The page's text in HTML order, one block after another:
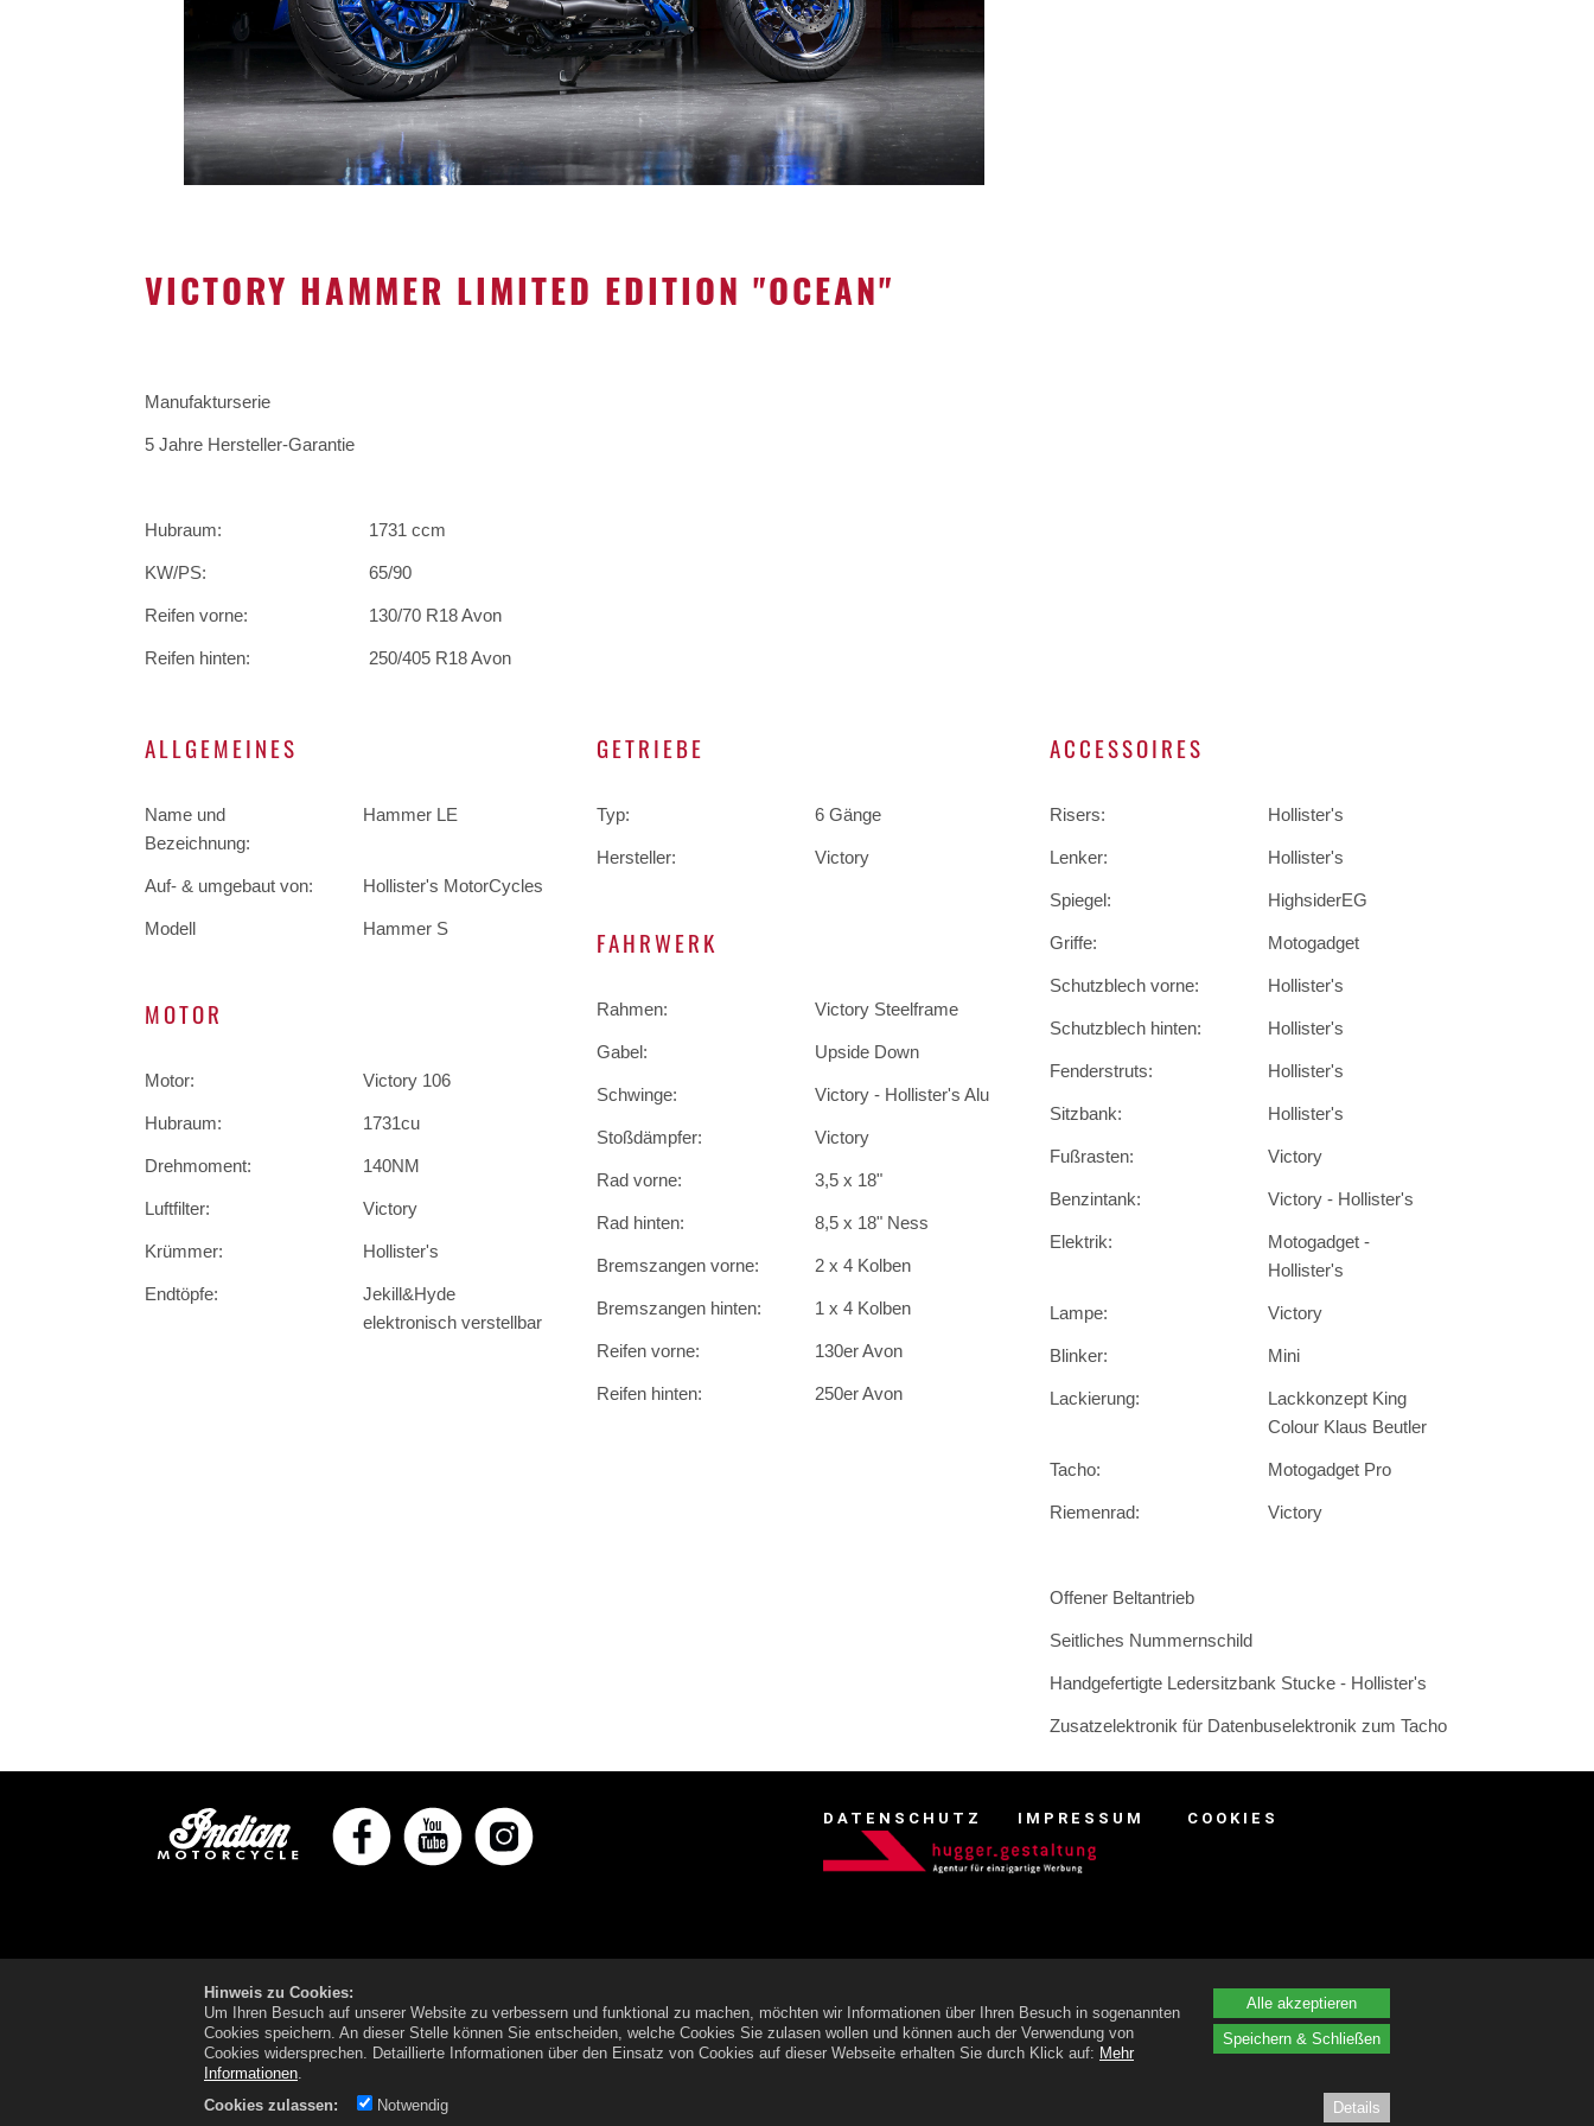
Alle akzeptieren
Speichern & Schließen
Hinweis zu Cookies:
Um Ihren Besuch auf unserer Website zu verbessern und funktional zu machen, möchten wir Informationen über Ihren Besuch in sogenannten
Cookies speichern. An dieser Stelle können Sie entscheiden, welche Cookies Sie zulasen wollen und können auch der Verwendung von
Cookies widersprechen. Detaillierte Informationen über den Einsatz von Cookies auf dieser Webseite erhalten Sie durch Klick auf: Mehr
Informationen
Cookies zulassen:
Notwendig Details
VICTORY HAMMER LIMITED EDITION "OCEAN"
Manufakturserie
5 Jahre Hersteller-Garantie
Hubraum: 1731 ccm
KW/PS: 65/90
Reifen vorne: 130/70 R18 Avon
Reifen hinten: 250/405 R18 Avon
ALLGEMEINES
Name und
Bezeichnung:
Hammer LE
Auf- & umgebaut von: Hollister's MotorCycles
Modell Hammer S
MOTOR
Motor: Victory 106
Hubraum: 1731cu
Drehmoment: 140NM
Luftfilter: Victory
Krümmer: Hollister's
Endtöpfe:
Jekill&Hyde
elektronisch verstellbar
GETRIEBE
Typ: 6 Gänge
Hersteller: Victory
FAHRWERK
Rahmen: Victory Steelframe
Gabel: Upside Down
Schwinge: Victory - Hollister's Alu
Stoßdämpfer: Victory
Rad vorne: 3,5 x 18"
Rad hinten: 8,5 x 18" Ness
Bremszangen vorne: 2 x 4 Kolben
Bremszangen hinten: 1 x 4 Kolben
Reifen vorne: 130er Avon
Reifen hinten: 250er Avon
ACCESSOIRES
Risers: Hollister's
Lenker: Hollister's
Spiegel: HighsiderEG
Griffe: Motogadget
Schutzblech vorne: Hollister's
Schutzblech hinten: Hollister's
Fenderstruts: Hollister's
Sitzbank: Hollister's
Fußrasten: Victory
Benzintank: Victory - Hollister's
Elektrik:
Motogadget -
Hollister's
Lampe: Victory
Blinker: Mini
Lackierung:
Lackkonzept King
Colour Klaus Beutler
Tacho: Motogadget Pro
Riemenrad: Victory
Offener Beltantrieb
Seitliches Nummernschild
Handgefertigte Ledersitzbank Stucke - Hollister's
Zusatzelektronik für Datenbuselektronik zum Tacho
DATENSCHUTZ IMPRESSUM COOKIES